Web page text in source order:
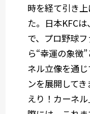
時を経て引き
た。日本KFC
で、プロ野球
ら“幸運の象徴
ネル立像を通
ンを展開して
えり！カーネ